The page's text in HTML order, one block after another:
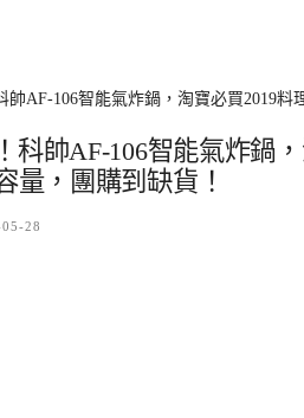
帥AF-106智能氣炸鍋，淘寶必買2019
科帥AF-106智能氣炸鍋
量，團購到缺貨！
28